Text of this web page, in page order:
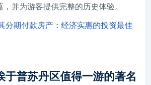
并为游客提供完整的历史体验。
分期付款房产：经济实惠的投资最佳
于普苏丹区值得一游的著名